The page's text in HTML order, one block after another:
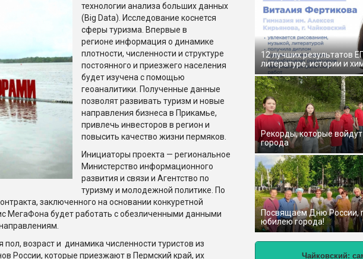
технологии анализа больших данных
(Big Data). Исследование коснется
сферы туризма. Впервые в
регионе информация о динамике
плотности, численности и структуре
постоянного и приезжего населения
будет изучена с помощью
геоаналитики. Полученные данные
позволят развивать туризм и новые
направления бизнеса в Прикамье,
привлечь инвесторов в регион и
повысить качество жизни пермяков.
Инициаторы проекта — региональное
Министерство информационного
развития и связи и Агентство по
туризму и молодежной политике. По
заключенного на основании конкуретной
МегаФона будет работать с обезличенными данными
пол, возраст и динамика численности туристов из
России, которые приезжают в Пермский край, их
12 лучших результатов
литературе, истории и
Рекорды, которые
города
Посвящаем Дню России,
юбилею города!
Чайковский: